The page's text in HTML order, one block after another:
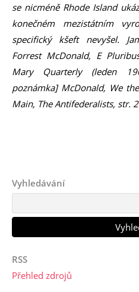
se nicméně Rhode Island
konečném mezistátním
specifický kšeft nevyšel.
Forrest McDonald, E
Mary Quarterly (leden
poznámka] McDonald, We
Main, The Antifederalists, str.
Vyhledávání
RSS
Přehled zdrojů